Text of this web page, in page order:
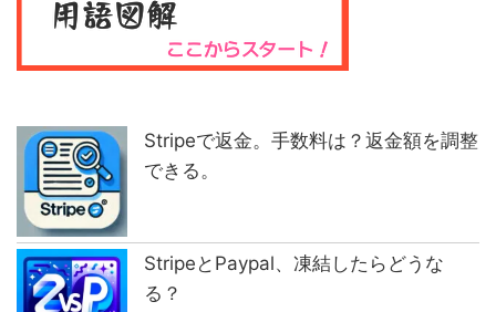
Stripeで返金。手数料は？返金額を調整
できる。
StripeとPaypal、凍結したらどうな
る？